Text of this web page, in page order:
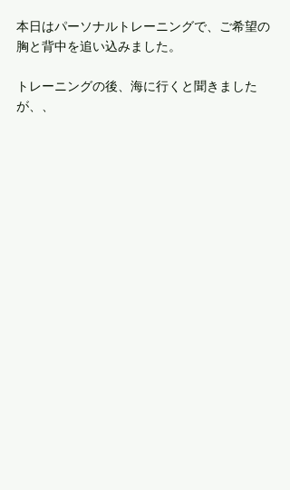
本日はパーソナルトレーニングで、ご希望の
胸と背中を追い込みました。
トレーニングの後、海に行くと聞きました
が、、